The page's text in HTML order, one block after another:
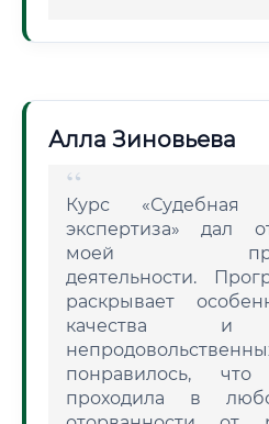
Алла Зиновьева
Курс «Судебная
экспертиза» дал
моей
деятельности.
раскрывает
качества и
понравилось,
проходила в